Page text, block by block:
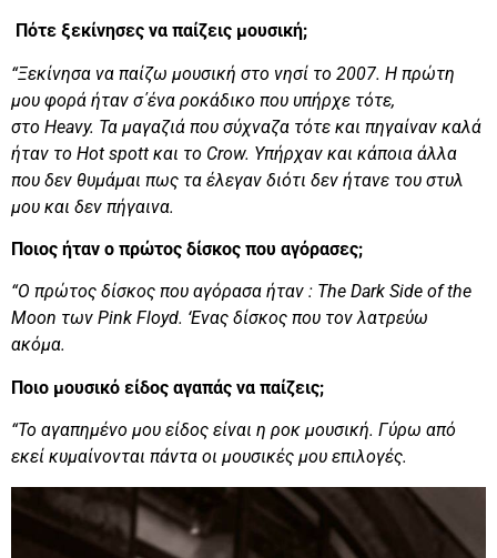
Πότε ξεκίνησες να παίζεις μουσική;
“Ξεκίνησα να παίζω μουσική στο νησί το 2007. Η πρώτη
μου φορά ήταν σ΄ένα ροκάδικο που υπήρχε τότε,
στο Heavy. Τα μαγαζιά που σύχναζα τότε και πηγαίναν καλά
ήταν το Hot spott και το Crow. Υπήρχαν και κάποια άλλα
που δεν θυμάμαι πως τα έλεγαν διότι δεν ήτανε του στυλ
μου και δεν πήγαινα.
Ποιος ήταν ο πρώτος δίσκος που αγόρασες;
“Ο πρώτος δίσκος που αγόρασα ήταν : Τhe Dark Side of the
Moon των Pink Floyd. ‘Ενας δίσκος που τον λατρεύω
ακόμα.
Ποιο μουσικό είδος αγαπάς να παίζεις;
“Το αγαπημένο μου είδος είναι η ροκ μουσική. Γύρω από
εκεί κυμαίνονται πάντα οι μουσικές μου επιλογές.